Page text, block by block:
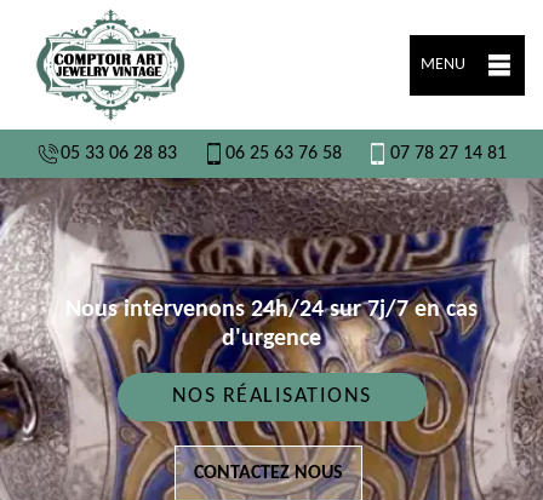
MENU
05 33 06 28 83 06 25 63 76 58 07 78 27 14 81
Nous intervenons 24h/24 sur 7j/7 en cas
d'urgence
NOS RÉALISATIONS
CONTACTEZ NOUS